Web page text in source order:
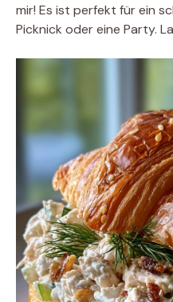
mir! Es ist perfekt für ein
Picknick oder eine Party.